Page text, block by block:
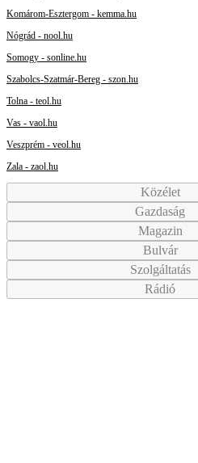
Komárom-Esztergom - kemma.hu
Nógrád - nool.hu
Somogy - sonline.hu
Szabolcs-Szatmár-Bereg - szon.hu
Tolna - teol.hu
Vas - vaol.hu
Veszprém - veol.hu
Zala - zaol.hu
Közélet
Gazdaság
Magazin
Bulvár
Szolgáltatás
Rádió